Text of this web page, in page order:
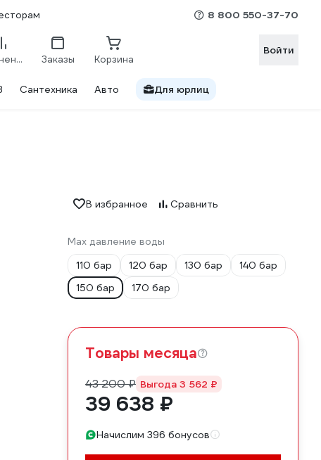
8 800 550-37-70
Сравнение Заказы Корзина
Войти
Сантехника Авто Для юрлиц
В избранное Сравнить
Max давление воды
110 бар
120 бар 130 бар
140 бар
150 бар
170 бар
Товары месяца
43 200 ₽ Выгода 3 562 ₽
39 638 ₽
Начислим 396 бонусов